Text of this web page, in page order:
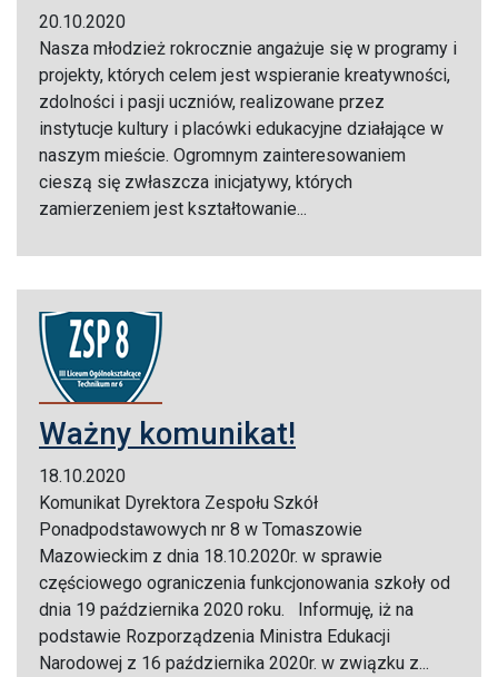
20.10.2020
Nasza młodzież rokrocznie angażuje się w programy i
projekty, których celem jest wspieranie kreatywności,
zdolności i pasji uczniów, realizowane przez
instytucje kultury i placówki edukacyjne działające w
naszym mieście. Ogromnym zainteresowaniem
cieszą się zwłaszcza inicjatywy, których
zamierzeniem jest kształtowanie...
Ważny komunikat!
18.10.2020
Komunikat Dyrektora Zespołu Szkół
Ponadpodstawowych nr 8 w Tomaszowie
Mazowieckim z dnia 18.10.2020r. w sprawie
częściowego ograniczenia funkcjonowania szkoły od
dnia 19 października 2020 roku. Informuję, iż na
podstawie Rozporządzenia Ministra Edukacji
Narodowej z 16 października 2020r. w związku z...